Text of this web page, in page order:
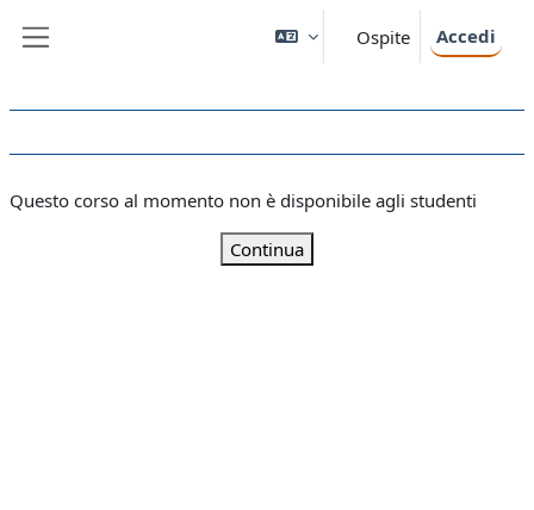
Ospite Accedi
Questo corso al momento non è disponibile agli studenti
Continua